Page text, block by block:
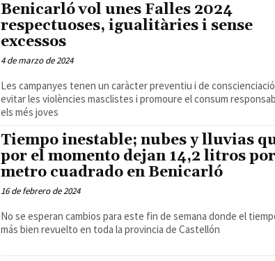
Benicarló vol unes Falles 2024
respectuoses, igualitàries i sense
excessos
4 de marzo de 2024
Les campanyes tenen un caràcter preventiu i de
evitar les violències masclistes i promoure el consum
els més joves
Tiempo inestable; nubes y lluvias
por el momento dejan 14,2 litros por
metro cuadrado en Benicarló
16 de febrero de 2024
No se esperan cambios para este fin de semana donde el
más bien revuelto en toda la provincia de Castellón